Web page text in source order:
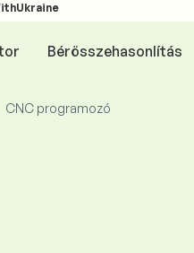
Bérösszehasonlítás
CNC programozó